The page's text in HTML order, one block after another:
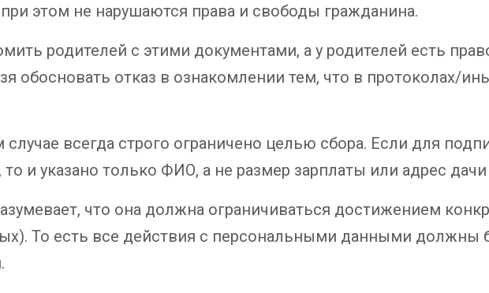
этом не нарушаются права и свободы гражданина.
родителей с этими документами, а у родителей есть
обосновать отказ в ознакомлении тем, что в протоколах/
всегда строго ограничено целью сбора. Если для
и указано только ФИО, а не размер зарплаты или адрес дачи
что она должна ограничиваться достижением
То есть все действия с персональными данными должны